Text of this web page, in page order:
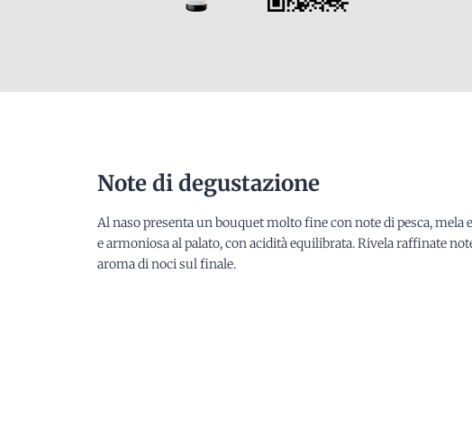
Note di degustazione
Al naso presenta un bouquet molto fine con note di pesca, mela
e armoniosa al palato, con acidità equilibrata. Rivela raffinate
aroma di noci sul finale.